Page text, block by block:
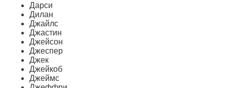
Дарси
Дилан
Джайлс
Джастин
Джейсон
Джеспер
Джек
Джейкоб
Джеймс